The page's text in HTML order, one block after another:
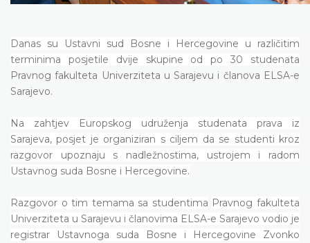
Danas su Ustavni sud Bosne i Hercegovine u različitim
terminima posjetile dvije skupine od po 30 studenata
Pravnog fakulteta Univerziteta u Sarajevu i članova ELSA-e
Sarajevo.
Na zahtjev Europskog udruženja studenata prava iz
Sarajeva, posjet je organiziran s ciljem da se studenti kroz
razgovor upoznaju s nadležnostima, ustrojem i radom
Ustavnog suda Bosne i Hercegovine.
Razgovor o tim temama sa studentima Pravnog fakulteta
Univerziteta u Sarajevu i članovima ELSA-e Sarajevo vodio je
registrar Ustavnoga suda Bosne i Hercegovine Zvonko